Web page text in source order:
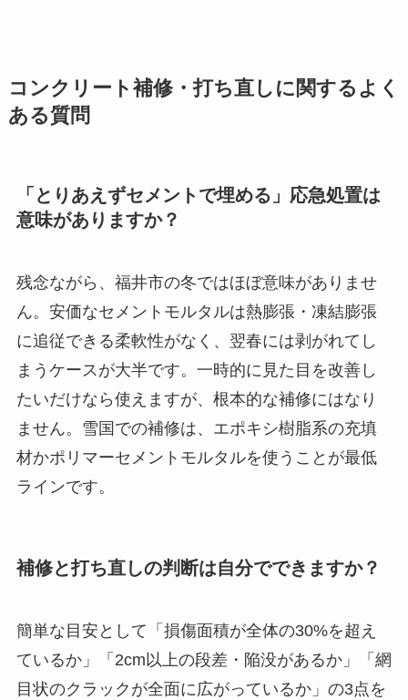
コンクリート補修・打ち直しに関するよく
ある質問
「とりあえずセメントで埋める」応急処置は
意味がありますか？
残念ながら、福井市の冬ではほぼ意味がありませ
ん。安価なセメントモルタルは熱膨張・凍結膨張
に追従できる柔軟性がなく、翌春には剥がれてし
まうケースが大半です。一時的に見た目を改善し
たいだけなら使えますが、根本的な補修にはなり
ません。雪国での補修は、エポキシ樹脂系の充填
材かポリマーセメントモルタルを使うことが最低
ラインです。
補修と打ち直しの判断は自分でできますか？
簡単な目安として「損傷面積が全体の30%を超え
ているか」「2cm以上の段差・陥没があるか」「網
目状のクラックが全面に広がっているか」の3点を